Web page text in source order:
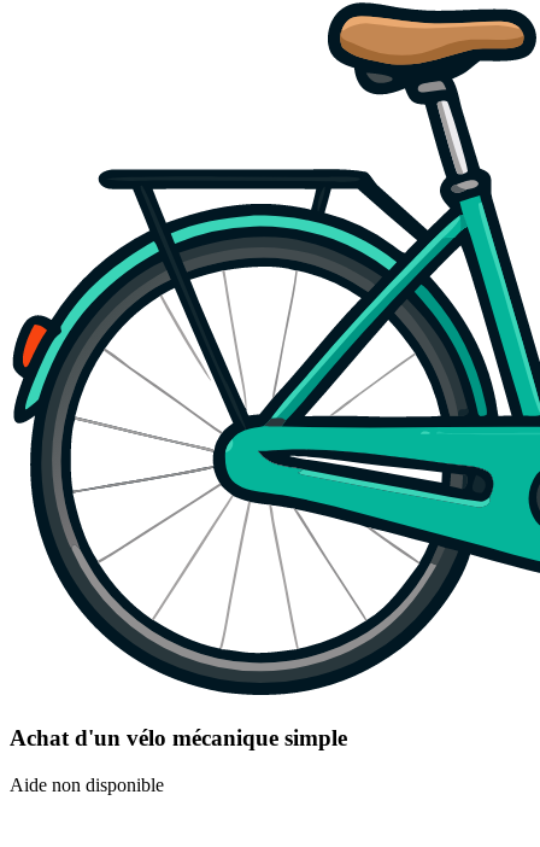
Achat d'un vélo mécanique simple
Aide non disponible